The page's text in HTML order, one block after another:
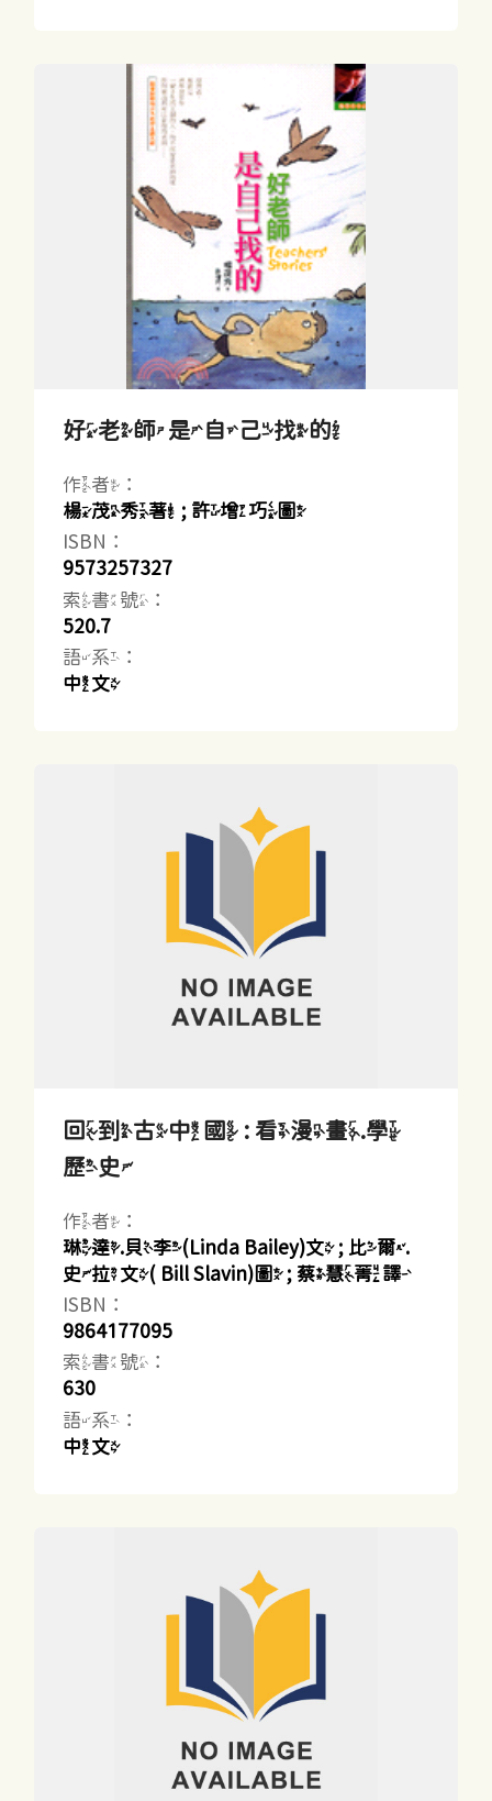
好老師是自己找的
作者：
楊茂秀著 ; 許增巧圖
ISBN：
9573257327
索書號：
520.7
語系：
中文
回到古中國 : 看漫畫.學
歷史
作者：
琳達.貝李(Linda Bailey)文 ; 比爾.
史拉文( Bill Slavin)圖 ; 蔡慧菁譯
ISBN：
9864177095
索書號：
630
語系：
中文